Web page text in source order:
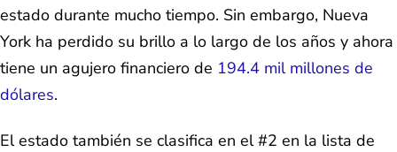
estado durante mucho tiempo. Sin embargo, Nueva
York ha perdido su brillo a lo largo de los años y ahora
tiene un agujero financiero de 194.4 mil millones de
dólares.
El estado también se clasifica en el #2 en la lista de